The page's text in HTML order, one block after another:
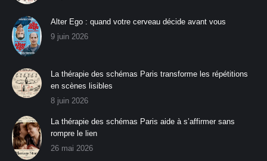
Alter Ego : quand votre cerveau décide avant vous
9 juin 2026
La thérapie des schémas Paris transforme les répétitions
en scènes lisibles
8 juin 2026
La thérapie des schémas Paris aide à s’affirmer sans
rompre le lien
26 mai 2026